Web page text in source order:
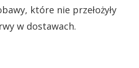
które nie przełożyły
w dostawach.